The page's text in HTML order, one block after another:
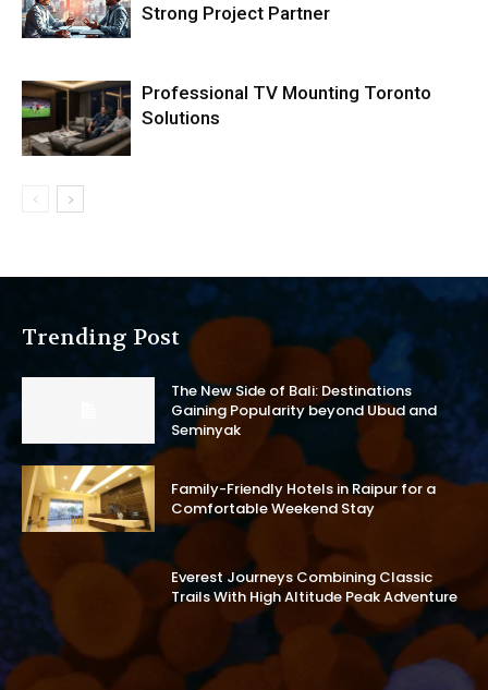
Strong Project Partner
Professional TV Mounting Toronto
Solutions
Trending Post
The New Side of Bali: Destinations
Gaining Popularity beyond Ubud and
Seminyak
Family-Friendly Hotels in Raipur for a
Comfortable Weekend Stay
Everest Journeys Combining Classic
Trails With High Altitude Peak Adventure